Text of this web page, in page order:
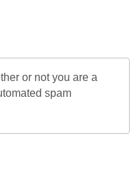
or not you are a
spam